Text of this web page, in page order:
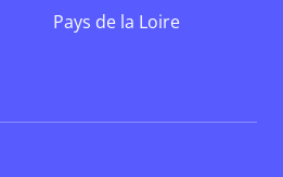
Pays de la Loire